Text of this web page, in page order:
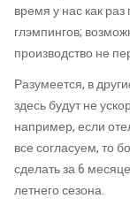
время у нас как
глэмпингов;
производство не
Разумеется, в
здесь будут не
например, если
все согласуем, то
сделать за 6
летнего сезона.